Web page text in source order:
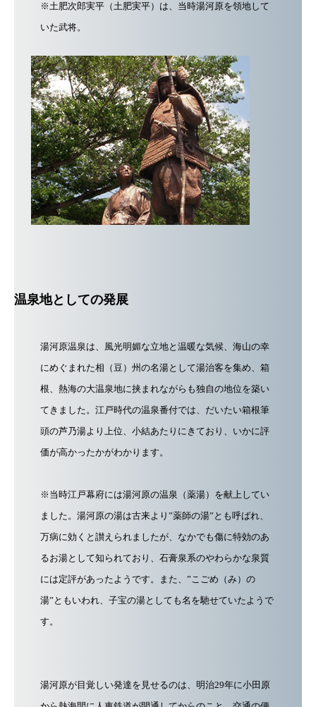
※土肥次郎実平（土肥実平）は、当時湯河原を領地して
いた武将。
温泉地としての発展
湯河原温泉は、風光明媚な立地と温暖な気候、海山の幸
にめぐまれた相（豆）州の名湯として湯治客を集め、箱
根、熱海の大温泉地に挟まれながらも独自の地位を築い
てきました。 江戸時代の温泉番付では、だいたい箱根筆
頭の芦乃湯より上位、小結あたりにきており、いかに評
価が高かったかがわかります。
※当時江戸幕府には湯河原の温泉（薬湯）を献上してい
ました。湯河原の湯は古来より”薬師の湯”とも呼ばれ、
万病に効くと讃えられましたが、なかでも傷に特効のあ
るお湯として知られており、石膏泉系のやわらかな泉質
には定評があったようです。また、”こごめ（み）の
湯”ともいわれ、子宝の湯としても名を馳せていたようで
す。
湯河原が目覚しい発達を見せるのは、明治29年に小田原